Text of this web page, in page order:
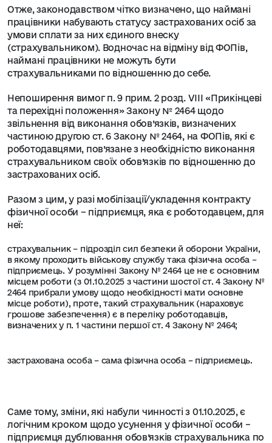
Отже, законодавством чітко визначено, що наймані
працівники набувають статусу застрахованих осіб за
умови сплати за них єдиного внеску
(страхувальником). Водночас на відміну від ФОПів,
наймані працівники не можуть бути
страхувальниками по відношенню до себе.
Непоширення вимог п. 9 прим. 2 розд. VIII «Прикінцеві
та перехідні положення» Закону № 2464 щодо
звільнення від виконання обов’язків, визначених
частиною другою ст. 6 Закону № 2464, на ФОПів, які є
роботодавцями, пов’язане з необхідністю виконання
страхувальником своїх обов’язків по відношенню до
застрахованих осіб.
Разом з цим, у разі мобілізації/укладення контракту
фізичної особи – підприємця, яка є роботодавцем, для
неї:
страхувальник – підрозділ сил безпеки й оборони України,
в якому проходить військову службу така фізична особа –
підприємець. У розумінні Закону № 2464 це не є основним
місцем роботи (з 01.10.2025 з частини шостої ст. 4 Закону №
2464 прибрали умову щодо необхідності мати основне
місце роботи), проте, такий страхувальник (нараховує
грошове забезпечення) є в переліку роботодавців,
визначених у п. 1 частини першої ст. 4 Закону № 2464;
застрахована особа – сама фізична особа – підприємець.
Саме тому, зміни, які набули чинності з 01.10.2025, є
логічним кроком щодо усунення у фізичної особи –
підприємця дублювання обов’язків страхувальника по